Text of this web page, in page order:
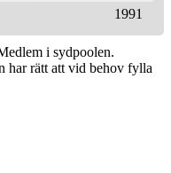
1991
i sydpoolen.
har rätt att vid behov fylla